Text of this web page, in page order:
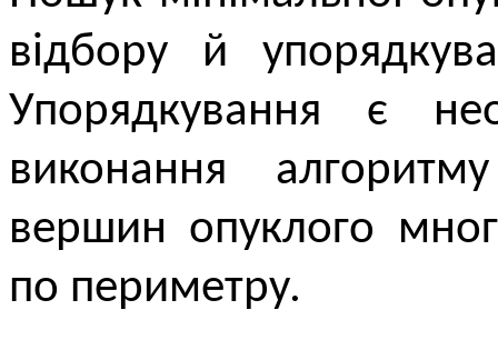
відбору й
Упорядкування є
виконання
вершин опуклого
по периметру.